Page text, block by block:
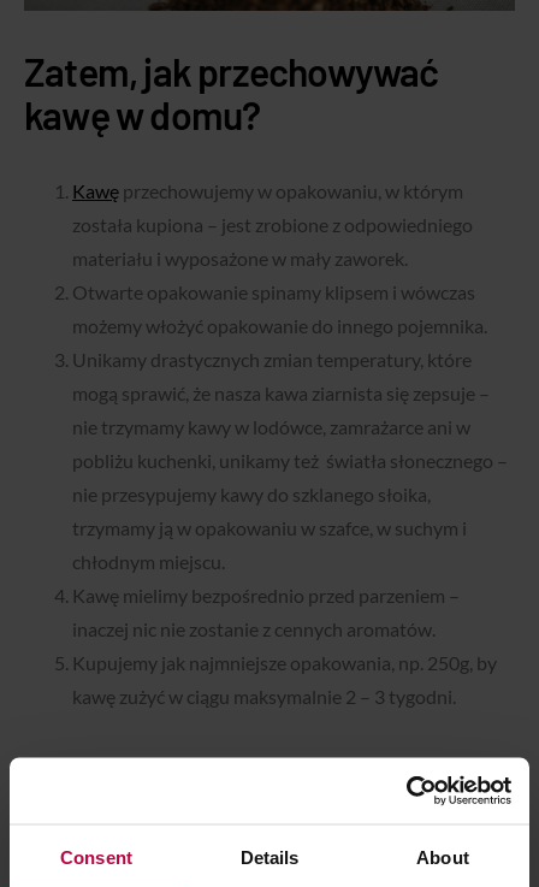
Consent Details About
Zatem, jak przechowywać
kawę w domu?
Kawę przechowujemy w opakowaniu, w którym
została kupiona – jest zrobione z odpowiedniego
materiału i wyposażone w mały zaworek.
Otwarte opakowanie spinamy klipsem i wówczas
możemy włożyć opakowanie do innego pojemnika.
Unikamy drastycznych zmian temperatury, które
mogą sprawić, że nasza kawa ziarnista się zepsuje –
nie trzymamy kawy w lodówce, zamrażarce ani w
pobliżu kuchenki, unikamy też światła słonecznego –
nie przesypujemy kawy do szklanego słoika,
trzymamy ją w opakowaniu w szafce, w suchym i
chłodnym miejscu.
Kawę mielimy bezpośrednio przed parzeniem –
inaczej nic nie zostanie z cennych aromatów.
Kupujemy jak najmniejsze opakowania, np. 250g, by
kawę zużyć w ciągu maksymalnie 2 – 3 tygodni.
nam dłużej cieszyć się jej aromatem i nie pozwoli na
powietrzem, wilgocią, drastycznymi temperaturami,